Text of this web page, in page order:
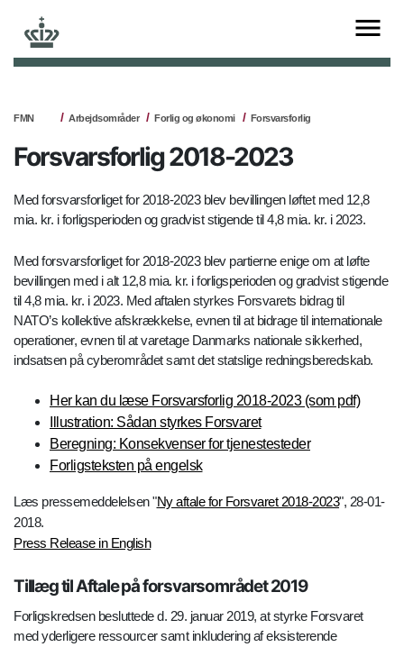
FMN Arbejdsområder Forlig og økonomi Forsvarsforlig
Forsvarsforlig 2018-2023
Med forsvarsforliget for 2018-2023 blev bevillingen løftet med 12,8
mia. kr. i forligsperioden og gradvist stigende til 4,8 mia. kr. i 2023.
Med forsvarsforliget for 2018-2023 blev partierne enige om at løfte
bevillingen med i alt 12,8 mia. kr. i forligsperioden og gradvist stigende
til 4,8 mia. kr. i 2023. Med aftalen styrkes Forsvarets bidrag til
NATO’s kollektive afskrækkelse, evnen til at bidrage til internationale
operationer, evnen til at varetage Danmarks nationale sikkerhed,
indsatsen på cyberområdet samt det statslige redningsberedskab.
Her kan du læse Forsvarsforlig 2018-2023 (som pdf)
Illustration: Sådan styrkes Forsvaret
Beregning: Konsekvenser for tjenestesteder
Forligsteksten på engelsk
Læs pressemeddelelsen "Ny aftale for Forsvaret 2018-2023", 28-01-
2018.
Press Release in English
Tillæg til Aftale på forsvarsområdet 2019
Forligskredsen besluttede d. 29. januar 2019, at styrke Forsvaret
med yderligere ressourcer samt inkludering af eksisterende